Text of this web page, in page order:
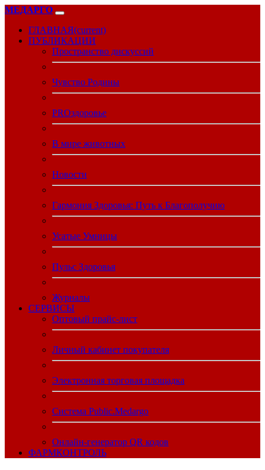
МЕДАРГО
ГЛАВНАЯ(current)
ПУБЛИКАЦИИ
Пространство дискуссий
Чувство Родины
PROздоровье
В мире животных
Новости
Гармония Здоровья: Путь к Благополучию
Усатые Умницы
Пульс Здоровья
Журналы
CЕРВИСЫ
Оптовый прайс-лист
Личный кабинет покупателя
Электронная торговая площадка
Система Public.Medargo
Онлайн-генератор QR кодов
ФАРМКОНТРОЛЬ